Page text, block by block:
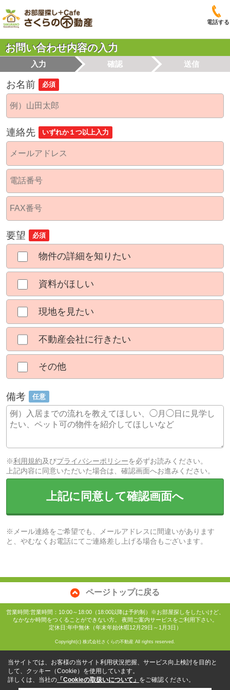
電話する
お問い合わせ内容の入力
入力 確認 送信
お名前 必須
連絡先 いずれか１つ以上入力
要望 必須
物件の詳細を知りたい
資料がほしい
現地を見たい
不動産会社に行きたい
その他
備考 任意
※利用規約及びプライバシーポリシーを必ずお読みください。
上記内容に同意いただいた場合は、確認画面へお進みください。
上記に同意して確認画面へ
※メール連絡をご希望でも、メールアドレスに間違いがあります
と、やむなくお電話にてご連絡差し上げる場合もございます。
ページトップに戻る
営業時間:営業時間：10:00～18:00（18:00以降は予約制）※お部屋探しをしたいけど、
なかなか時間をつくることができない方。 夜間ご案内サービスをご利用下さい。
定休日:年中無休（年末年始休暇12月29日～1月3日）
Copyright(c) 株式会社さくらの不動産 All rights reserved.
当サイトでは、お客様の当サイト利用状況把握、サービス向上検討を目的と
して、クッキー（Cookie）を使用しています。
詳しくは、当社の 「Cookieの取扱いについて」 をご確認ください。